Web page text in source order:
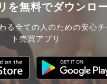
を無料でダウンロ
る全ての人のための安心
ト売買アプリ